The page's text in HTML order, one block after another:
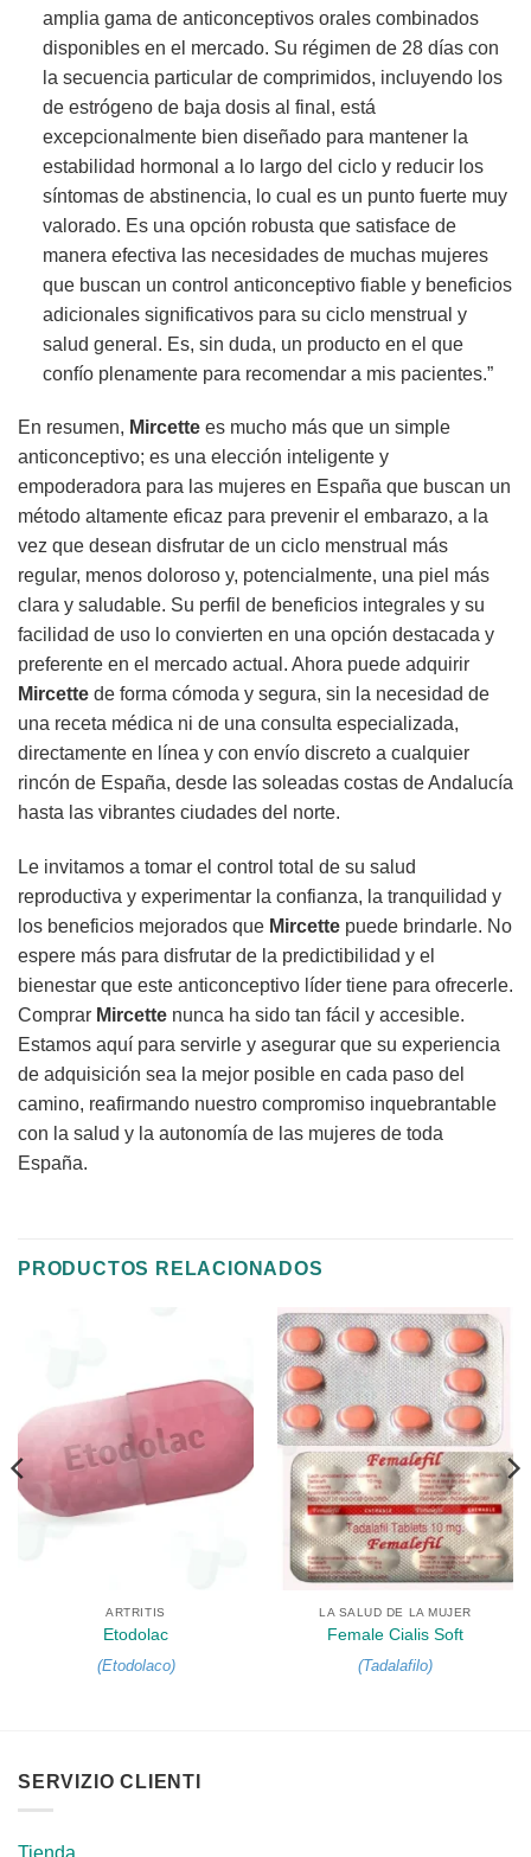
amplia gama de anticonceptivos orales combinados
disponibles en el mercado. Su régimen de 28 días con
la secuencia particular de comprimidos, incluyendo los
de estrógeno de baja dosis al final, está
excepcionalmente bien diseñado para mantener la
estabilidad hormonal a lo largo del ciclo y reducir los
síntomas de abstinencia, lo cual es un punto fuerte muy
valorado. Es una opción robusta que satisface de
manera efectiva las necesidades de muchas mujeres
que buscan un control anticonceptivo fiable y beneficios
adicionales significativos para su ciclo menstrual y
salud general. Es, sin duda, un producto en el que
confío plenamente para recomendar a mis pacientes.”
En resumen, Mircette es mucho más que un simple
anticonceptivo; es una elección inteligente y
empoderadora para las mujeres en España que buscan un
método altamente eficaz para prevenir el embarazo, a la
vez que desean disfrutar de un ciclo menstrual más
regular, menos doloroso y, potencialmente, una piel más
clara y saludable. Su perfil de beneficios integrales y su
facilidad de uso lo convierten en una opción destacada y
preferente en el mercado actual. Ahora puede adquirir
Mircette de forma cómoda y segura, sin la necesidad de
una receta médica ni de una consulta especializada,
directamente en línea y con envío discreto a cualquier
rincón de España, desde las soleadas costas de Andalucía
hasta las vibrantes ciudades del norte.
Le invitamos a tomar el control total de su salud
reproductiva y experimentar la confianza, la tranquilidad y
los beneficios mejorados que Mircette puede brindarle. No
espere más para disfrutar de la predictibilidad y el
bienestar que este anticonceptivo líder tiene para ofrecerle.
Comprar Mircette nunca ha sido tan fácil y accesible.
Estamos aquí para servirle y asegurar que su experiencia
de adquisición sea la mejor posible en cada paso del
camino, reafirmando nuestro compromiso inquebrantable
con la salud y la autonomía de las mujeres de toda
España.
PRODUCTOS RELACIONADOS
ARTRITIS
Etodolac
(Etodolaco)
LA SALUD DE LA MUJER
Female Cialis Soft
(Tadalafilo)
SERVIZIO CLIENTI